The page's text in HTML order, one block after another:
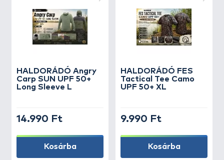
HALDORÁDÓ Angry
Carp SUN UPF 50+
Long Sleeve L
14.990 Ft
Kosárba
HALDORÁDÓ FES
Tactical Tee Camo
UPF 50+ XL
9.990 Ft
Kosárba